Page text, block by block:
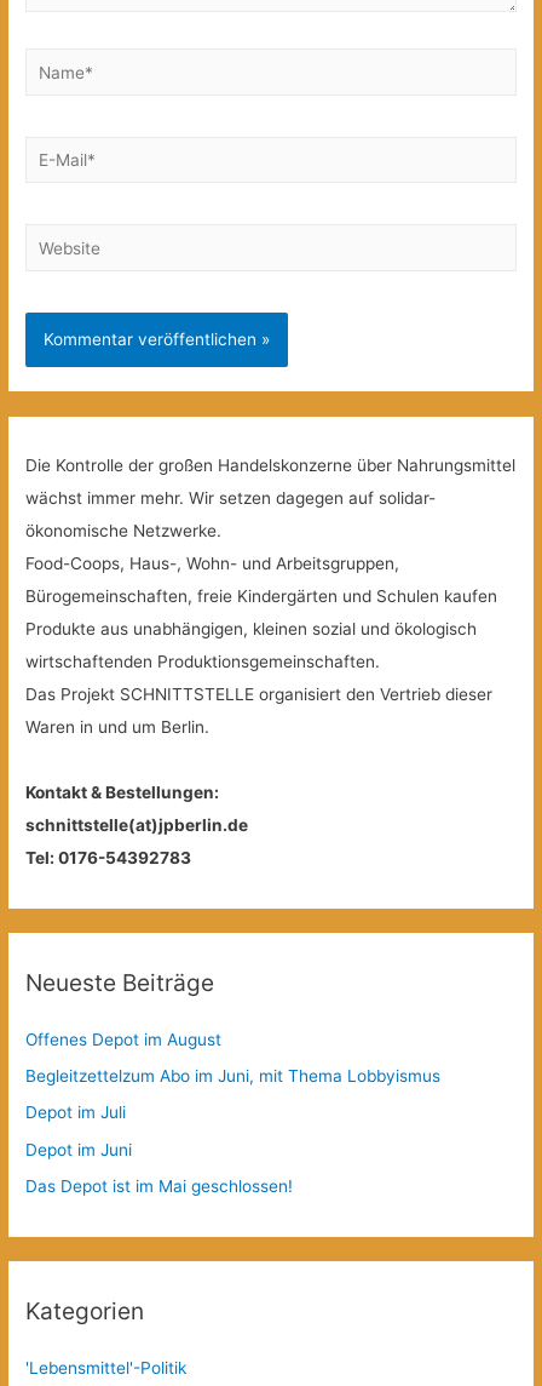
Name*
E-
Website
Die Kontrolle der großen Handelskonzerne über Nahrungsmittel
wächst immer mehr. Wir setzen dagegen auf solidar-
ökonomische Netzwerke.
Food-Coops, Haus-, Wohn- und Arbeitsgruppen,
Bürogemeinschaften, freie Kindergärten und Schulen kaufen
Produkte aus unabhängigen, kleinen sozial und ökologisch
wirtschaftenden Produktionsgemeinschaften.
Das Projekt SCHNITTSTELLE organisiert den Vertrieb dieser
Waren in und um Berlin.
Kontakt & Bestellungen:
schnittstelle(at)jpberlin.de
Tel: 0176-54392783
Neueste Beiträge
Offenes Depot im August
Begleitzettelzum Abo im Juni, mit Thema Lobbyismus
Depot im Juli
Depot im Juni
Das Depot ist im Mai geschlossen!
Kategorien
'Lebensmittel'-Politik